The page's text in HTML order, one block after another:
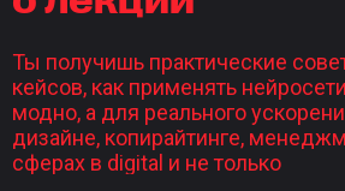
Ты получишь практические
кейсов, как применять
модно, а для реального
дизайне, копирайтинге,
сферах в digital и не только